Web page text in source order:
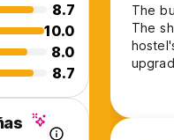
8.7
10.0
8.0
8.7
The
The